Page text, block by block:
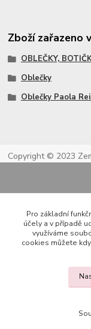
Zboží zařazeno
OBLEČKY,
Oblečky
Oblečky Paola
Copyright © 2023
Pro základní
účely a v případě
využíváme
cookies můžete